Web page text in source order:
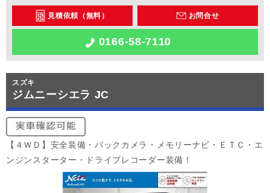
見積依頼（無料） お問合せ
0166-58-7110
スズキ
ジムニーシエラ JC
【４ＷＤ】安全装備・バックカメラ・メモリーナビ・ＥＴＣ・エ
ンジンスターター・ドライブレコーダー装備！